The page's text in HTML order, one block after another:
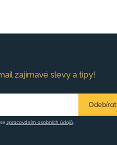
zajímavé slevy a tipy!
Odebírat
zpracováním osobních údajů.